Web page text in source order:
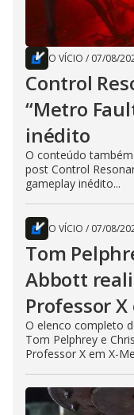
O VÍCIO / 07/08/
Control
“Metro
inédito
O conteúdo
post Control
gameplay inédito...
O VÍCIO / 07/08/
Tom
Abbott
Professor
O elenco completo
Tom Pelphrey e
Professor X em X-